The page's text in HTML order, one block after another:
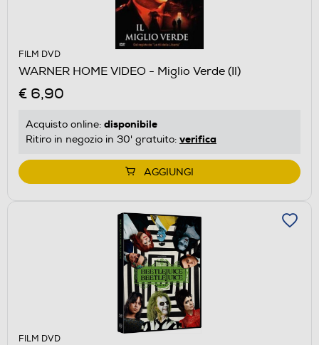
FILM DVD
WARNER HOME VIDEO - Miglio Verde (Il)
€ 6,90
Acquisto online: disponibile
Ritiro in negozio in 30' gratuito: verifica
AGGIUNGI
FILM DVD